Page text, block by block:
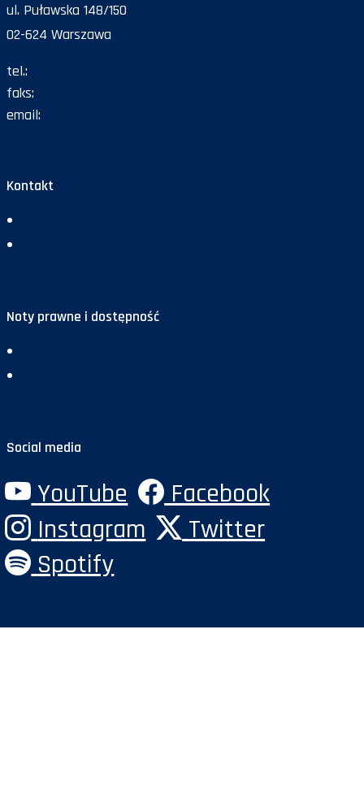
ul. Puławska 148/150
02-624 Warszawa
tel.:
faks:
email:
Kontakt
Noty prawne i dostępność
Social media
YouTube
Facebook
Instagram
Twitter
Spotify